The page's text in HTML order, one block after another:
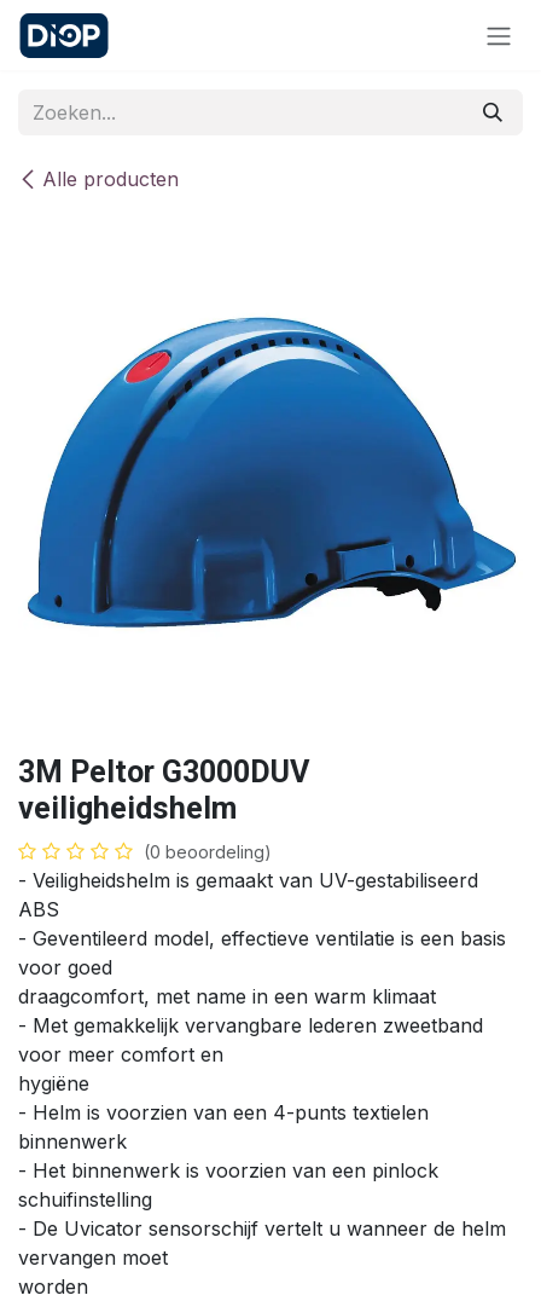
Overslaan naar inhoud
Alle producten
3M Peltor G3000DUV
veiligheidshelm
(0 beoordeling)
- Veiligheidshelm is gemaakt van UV-gestabiliseerd
ABS
- Geventileerd model, effectieve ventilatie is een basis
voor goed
draagcomfort, met name in een warm klimaat
- Met gemakkelijk vervangbare lederen zweetband
voor meer comfort en
hygiëne
- Helm is voorzien van een 4-punts textielen
binnenwerk
- Het binnenwerk is voorzien van een pinlock
schuifinstelling
- De Uvicator sensorschijf vertelt u wanneer de helm
vervangen moet
worden